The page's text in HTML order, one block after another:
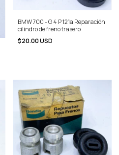
BMW 700 - G 4 P 121a Reparación
cilindro de freno trasero
$20.00 USD